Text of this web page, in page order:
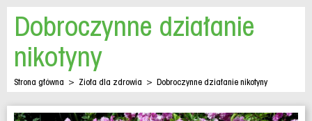
Dobroczynne działanie
nikotyny
Strona główna > Zioła dla zdrowia > Dobroczynne działanie nikotyny